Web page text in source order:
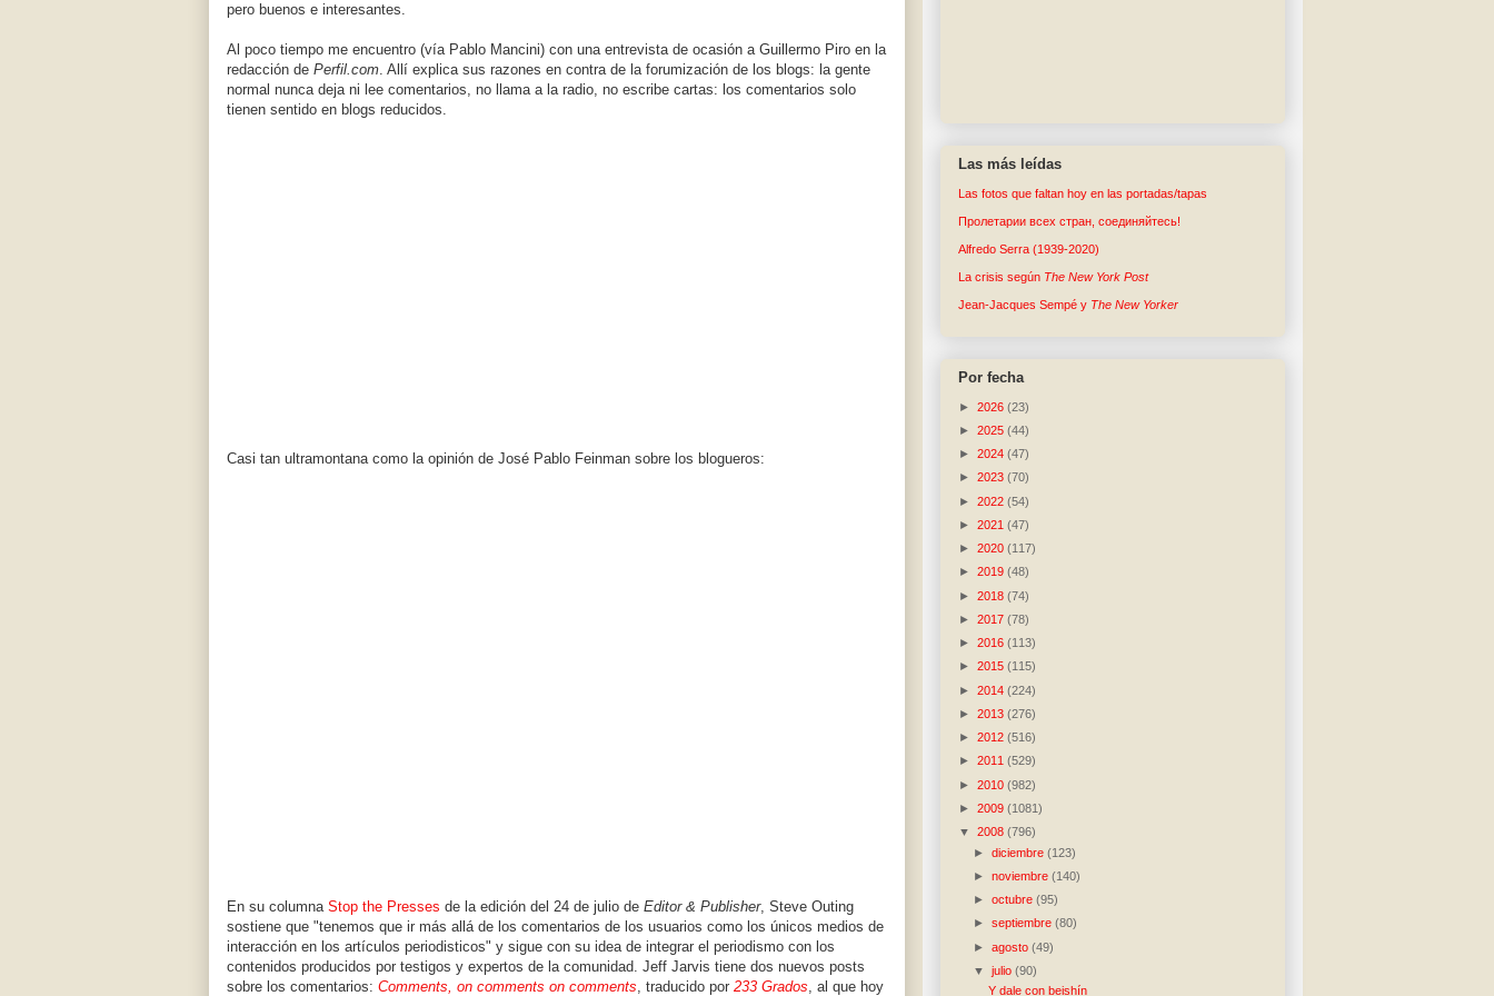
pero buenos e interesantes.
Al poco tiempo me encuentro (vía Pablo Mancini) con una entrevista de ocasión a Guillermo Piro en la
redacción de Perfil.com. Allí explica sus razones en contra de la forumización de los blogs: la gente
normal nunca deja ni lee comentarios, no llama a la radio, no escribe cartas: los comentarios solo
tienen sentido en blogs reducidos.
Casi tan ultramontana como la opinión de José Pablo Feinman sobre los blogueros:
En su columna Stop the Presses de la edición del 24 de julio de Editor & Publisher, Steve Outing
sostiene que "tenemos que ir más allá de los comentarios de los usuarios como los únicos medios de
interacción en los artículos periodisticos" y sigue con su idea de integrar el periodismo con los
contenidos producidos por testigos y expertos de la comunidad. Jeff Jarvis tiene dos nuevos posts
sobre los comentarios: Comments, on comments on comments, traducido por 233 Grados, al que hoy
Las más leídas
Las fotos que faltan hoy en las portadas/tapas
Пролетарии всех стран, соединяйтесь!
Alfredo Serra (1939-2020)
La crisis según The New York Post
Jean-Jacques Sempé y The New Yorker
Por fecha
► 2026 (23)
► 2025 (44)
► 2024 (47)
► 2023 (70)
► 2022 (54)
► 2021 (47)
► 2020 (117)
► 2019 (48)
► 2018 (74)
► 2017 (78)
► 2016 (113)
► 2015 (115)
► 2014 (224)
► 2013 (276)
► 2012 (516)
► 2011 (529)
► 2010 (982)
► 2009 (1081)
▼ 2008 (796)
►diciembre(123)
►noviembre(140)
►octubre(95)
►septiembre(80)
►agosto(49)
▼julio(90)
Y dale con beishín